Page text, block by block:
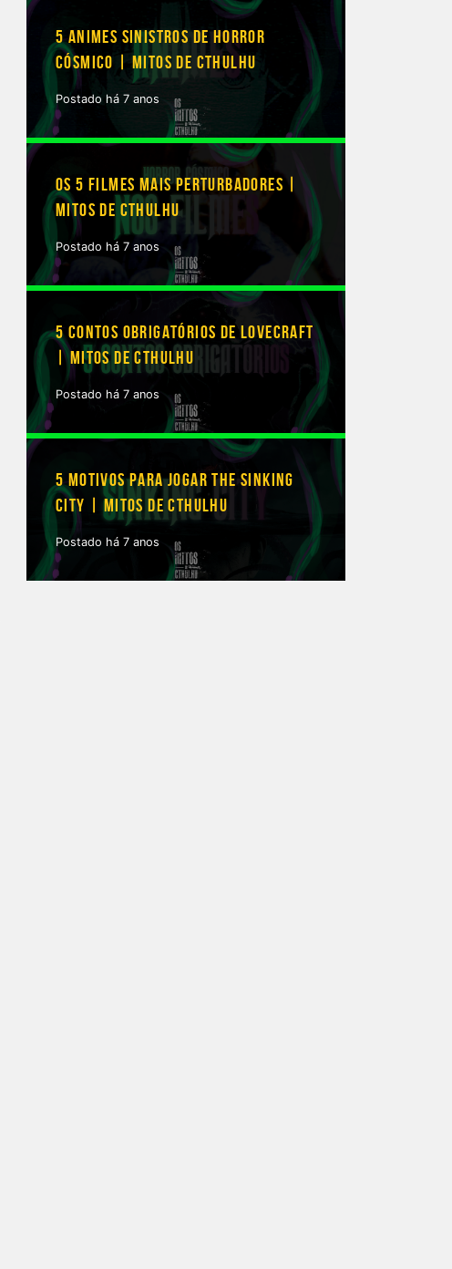
5 ANIMES SINISTROS DE HORROR
CÓSMICO | MITOS DE CTHULHU
Postado há 7 anos
OS 5 FILMES MAIS PERTURBADORES |
MITOS DE CTHULHU
Postado há 7 anos
5 CONTOS OBRIGATÓRIOS DE LOVECRAFT
| MITOS DE CTHULHU
Postado há 7 anos
5 MOTIVOS PARA JOGAR THE SINKING
CITY | MITOS DE CTHULHU
Postado há 7 anos